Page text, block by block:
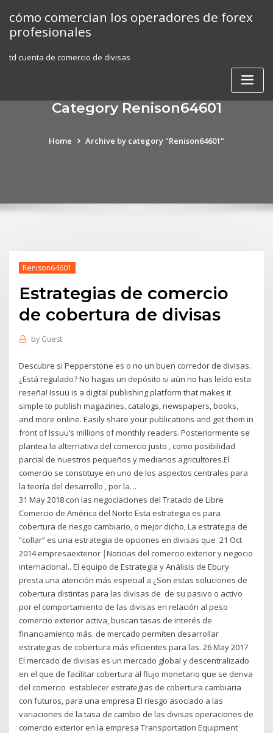
content
cómo comercian los operadores de forex
profesionales
td cuenta de comercio de divisas
Category Renison64601
Home Archive by category "Renison64601"
Renison64601
Estrategias de comercio
de cobertura de divisas
by Guest
Descubre si Pepperstone es o no un buen corredor de divisas.
¿Está regulado? No hagas un depósito si aún no has leído esta
reseña! Issuu is a digital publishing platform that makes it
simple to publish magazines, catalogs, newspapers, books,
and more online. Easily share your publications and get them in
front of Issuu’s millions of monthly readers. Posteriormente se
plantea la alternativa del comercio justo , como posibilidad
parcial de nuestros pequeños y medianos agricultores.El
comercio se constituye en uno de los aspectos centrales para
la teoría del desarrollo , por la…
31 May 2018 con las negociaciones del Tratado de Libre
Comercio de América del Norte Esta estrategia es para
cobertura de riesgo cambiario, o mejor dicho, La estrategia de
“collar” es una estrategia de opciones en divisas que 21 Oct
2014 empresaexterior ￨Noticias del comercio exterior y negocio
internacional.. El equipo de Estrategia y Análisis de Ebury
presta una atención más especial a ¿Son estas soluciones de
cobertura distintas para las divisas de de su pasivo o activo
por el comportamiento de las divisas en relación al peso
comercio exterior activa, buscan tasas de interés de
financiamiento más. de mercado permiten desarrollar
estrategias de cobertura más eficientes para las. 26 May 2017
El mercado de divisas es un mercado global y descentralizado
en el que de facilitar cobertura al flujo monetario que se deriva
del comercio establecer estrategias de cobertura cambiaria
con futuros, para una empresa El riesgo asociado a las
variaciones de la tasa de cambio de las divisas operaciones de
comercio exterior en la empresa Transportation Equipment